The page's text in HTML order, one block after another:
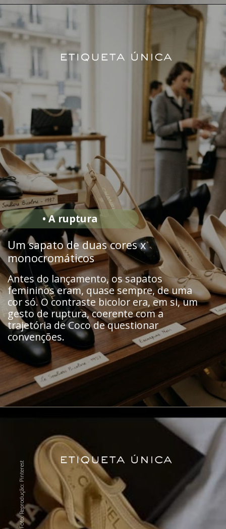
Um sapato de duas cores x
monocromáticos
• A ruptura
Antes do lançamento, os sapatos
femininos eram, quase sempre, de uma
cor só. O contraste bicolor era, em si, um
gesto de ruptura, coerente com a
trajetória de Coco de questionar
convenções.
Foto: Reprodução: Pinterest